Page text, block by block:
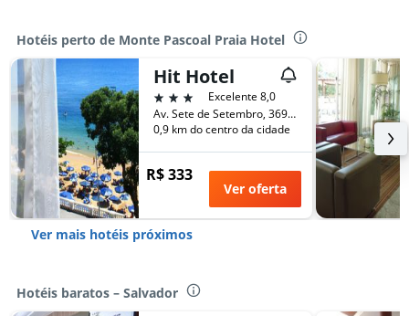
Hotéis perto de Monte Pascoal Praia Hotel
Hit Hotel
3 estrelasExcelente 8,0
Av. Sete de Setembro, 3691, Salvador, Brasil
0,9 km do centro da cidade
R$ 333
Ver oferta
Ver mais hotéis próximos
Hotéis baratos – Salvador